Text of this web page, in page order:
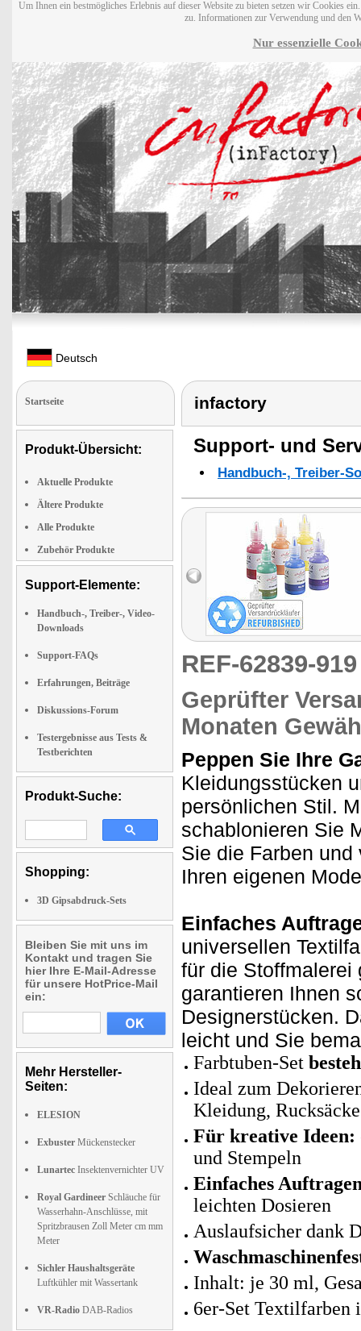
Um Ihnen ein bestmögliches Erlebnis auf dieser Website zu bieten setzen wir Cookies
zu. Informationen zur Verwendung und den
Nur essenzielle
Deutsch
Startseite
Produkt-Übersicht:
Aktuelle Produkte
Ältere Produkte
Alle Produkte
Zubehör Produkte
Support-Elemente:
Handbuch-, Treiber-, Video-
Downloads
Support-FAQs
Erfahrungen, Beiträge
Diskussions-Forum
Testergebnisse aus Tests &
Testberichten
Produkt-Suche:
Shopping:
3D Gipsabdruck-Sets
Bleiben Sie mit uns im
Kontakt und tragen Sie
hier Ihre E-Mail-Adresse
für unsere HotPrice-Mail
ein:
Mehr Hersteller-
Seiten:
ELESION
Exbuster Mückenstecker
Lunartec Insektenvernichter UV
Royal Gardineer Schläuche für
Wasserhahn-Anschlüsse, mit
Spritzbrausen Zoll Meter cm mm
Meter
Sichler Haushaltsgeräte
Luftkühler mit Wassertank
VR-Radio DAB-Radios
infactory
Support- und
Handbuch-, Treiber-
REF-62839-
Geprüfter
Monaten
Peppen Sie Ihre
Kleidungsstücken
persönlichen Stil.
schablonieren Sie
Sie die Farben
Ihren eigenen
Einfaches
universellen
für die Stoffmalerei
garantieren Ihnen
Designerstücken.
leicht und Sie
Farbtuben-Set
Ideal zum
Kleidung,
Für kreative Ideen:
und Stempeln
Einfaches
leichten Dosieren
Auslaufsicher dank
Inhalt: je 30 ml,
6er-Set Textilfarben